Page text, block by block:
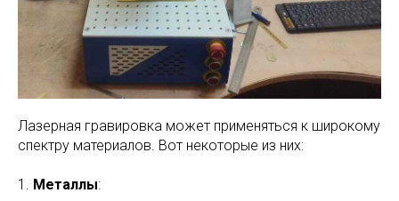
Лазерная гравировка может применяться к широкому
спектру материалов. Вот некоторые из них:
1. Металлы: